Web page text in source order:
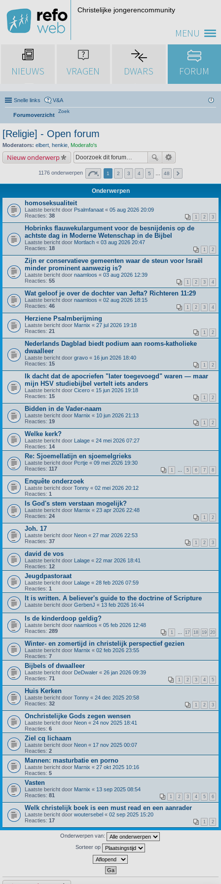
MENU
Christelijke jongerencommunity
NIEUWS VRAGEN DWARS FORUM
Snelle links V&A
Forumoverzicht
Zoek
[Religie] - Open forum
Moderators: elbert henkie Moderafo's
Nieuw onderwerp
1176 onderwerpen 1 2 3 4 5 48
Onderwerpen
homoseksualiteit
Laatste bericht door Psalmfanaat « 05 aug 2026 20:09
Reacties: 38 1 2 3
Hobrinks flauwekulargument voor de besnijdenis op de
achtste dag in Moderne Wetenschap in de Bijbel
Laatste bericht door Mortlach « 03 aug 2026 20:47
Reacties: 18 1 2
Zijn er conservatieve gemeenten waar de steun voor Israël
minder prominent aanwezig is?
Laatste bericht door naamloos « 03 aug 2026 12:39
Reacties: 55 1 2 3 4
Wat geloof je over de dochter van Jefta? Richteren 11:29
Laatste bericht door naamloos « 02 aug 2026 18:15
Reacties: 46 1 2 3 4
Herziene Psalmberijming
Laatste bericht door Marnix « 27 jul 2026 19:18
Reacties: 21 1 2
Nederlands Dagblad biedt podium aan rooms-katholieke
dwaalleer
Laatste bericht door gravo « 16 jun 2026 18:40
Reacties: 15 1 2
Ik dacht dat de apocriefen "later toegevoegd" waren — maar
mijn HSV studiebijbel vertelt iets anders
Laatste bericht door Cicero « 15 jun 2026 19:18
Reacties: 15 1 2
Bidden in de Vader-naam
Laatste bericht door Marnix « 10 jun 2026 21:13
Reacties: 19 1 2
Welke kerk?
Laatste bericht door Lalage « 24 mei 2026 07:27
Reacties: 14
Re: Sjoemellatijn en sjoemelgrieks
Laatste bericht door Pcrtje « 09 mei 2026 19:30
Reacties: 117 1 5 6 7 8
Enquête onderzoek
Laatste bericht door Tonny « 02 mei 2026 20:12
Reacties: 1
Is God's stem verstaan mogelijk?
Laatste bericht door Marnix « 23 apr 2026 22:48
Reacties: 24 1 2
Joh. 17
Laatste bericht door Neon « 27 mar 2026 22:53
Reacties: 37 1 2 3
david de vos
Laatste bericht door Lalage « 22 mar 2026 18:41
Reacties: 12
Jeugdpastoraat
Laatste bericht door Lalage « 28 feb 2026 07:59
Reacties: 1
It is written. A believer's guide to the doctrine of Scripture
Laatste bericht door GerbenJ « 13 feb 2026 16:44
Is de kinderdoop geldig?
Laatste bericht door naamloos « 05 feb 2026 12:48
Reacties: 289 1 17 18 19 20
Winter- en zomertijd in christelijk perspectief gezien
Laatste bericht door Marnix « 02 feb 2026 23:55
Reacties: 7
Bijbels of dwaalleer
Laatste bericht door DeDwaler « 26 jan 2026 09:39
Reacties: 71 1 2 3 4 5
Huis Kerken
Laatste bericht door Tonny « 24 dec 2025 20:58
Reacties: 32 1 2 3
Onchristelijke Gods zegen wensen
Laatste bericht door Neon « 24 nov 2025 18:41
Reacties: 6
Ziel cq lichaam
Laatste bericht door Neon « 17 nov 2025 00:07
Reacties: 2
Mannen: masturbatie en porno
Laatste bericht door Marnix « 27 okt 2025 10:16
Reacties: 5
Vasten
Laatste bericht door Marnix « 13 sep 2025 08:54
Reacties: 81 1 2 3 4 5 6
Welk christelijk boek is een must read en een aanrader
Laatste bericht door woutersebel « 02 sep 2025 15:20
Reacties: 17 1 2
Onderwerpen van:
Sorteer op